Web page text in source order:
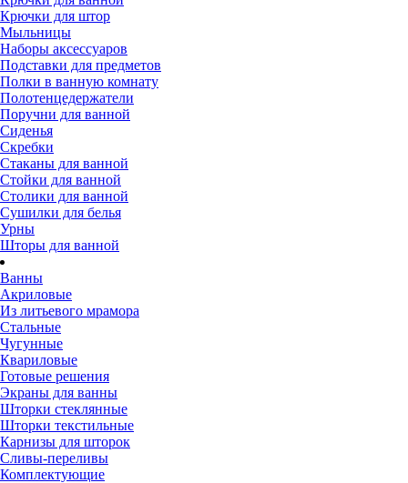
Крючки для штор
Мыльницы
Наборы аксессуаров
Подставки для предметов
Полки в ванную комнату
Полотенцедержатели
Поручни для ванной
Сиденья
Скребки
Стаканы для ванной
Стойки для ванной
Столики для ванной
Сушилки для белья
Урны
Шторы для ванной
Ванны
Акриловые
Из литьевого мрамора
Стальные
Чугунные
Квариловые
Готовые решения
Экраны для ванны
Шторки стеклянные
Шторки текстильные
Карнизы для шторок
Сливы-переливы
Комплектующие